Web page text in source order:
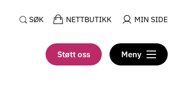
SØK NETTBUTIKK MIN SIDE
Støtt oss Meny